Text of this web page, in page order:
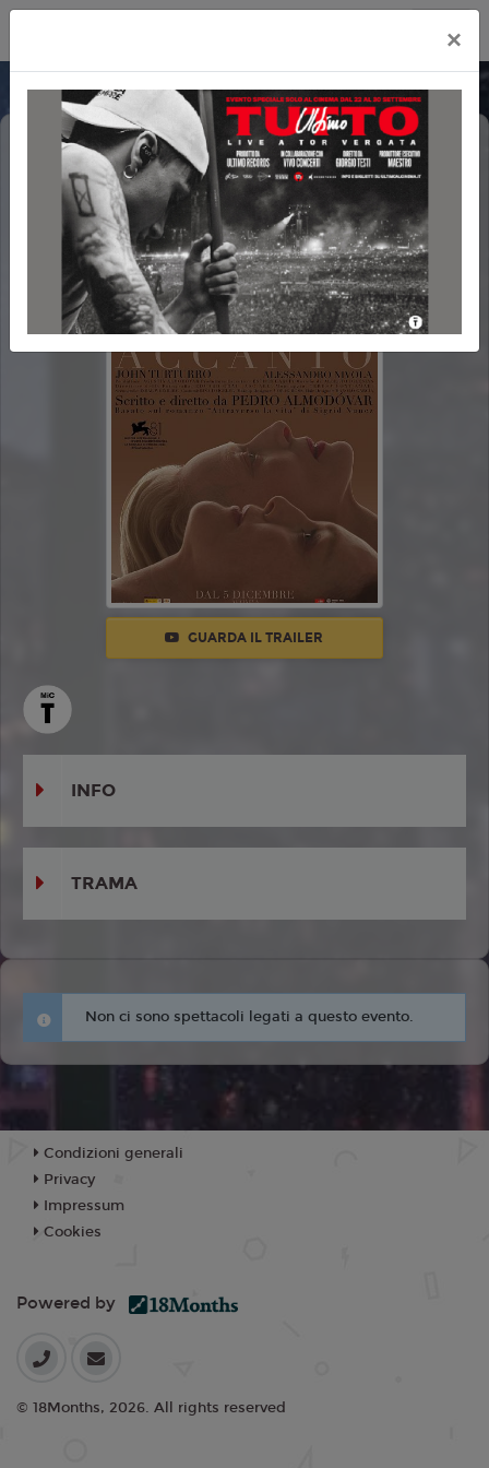
LA STANZA ACCANTO (THE ROOM
NEXT DOOR)
POLTRONE LUX
GUARDA IL TRAILER
INFO
TRAMA
Non ci sono spettacoli legati a questo evento.
×
Condizioni generali
Privacy
Impressum
Cookies
Powered by
© 18Months, 2026. All rights reserved